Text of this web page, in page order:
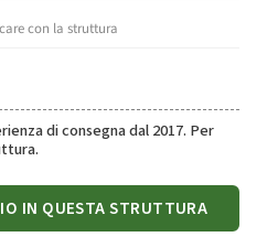
con la struttura
di consegna dal 2017. Per
IN QUESTA STRUTTURA